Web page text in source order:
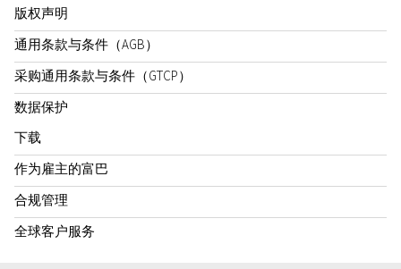
版权声明
通用条款与条件（AGB）
采购通用条款与条件（GTCP）
数据保护
下载
作为雇主的富巴
合规管理
全球客户服务